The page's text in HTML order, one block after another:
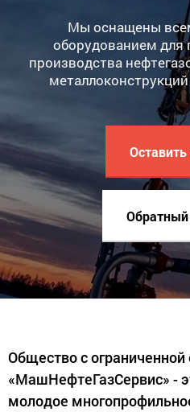
Мы оснащены
оборудованием для
производства
Оставить
Обратный
Общество с
«МашНефтеГазСервис» -
молодое